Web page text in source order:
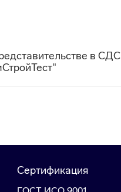
в СДС
Сертификация